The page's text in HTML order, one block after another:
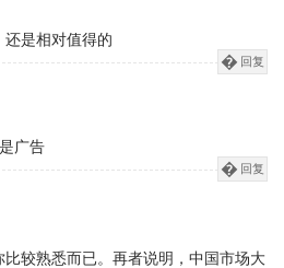
是相对值得的
回复
广告
回复
较熟悉而已。再者说明，中国市场大